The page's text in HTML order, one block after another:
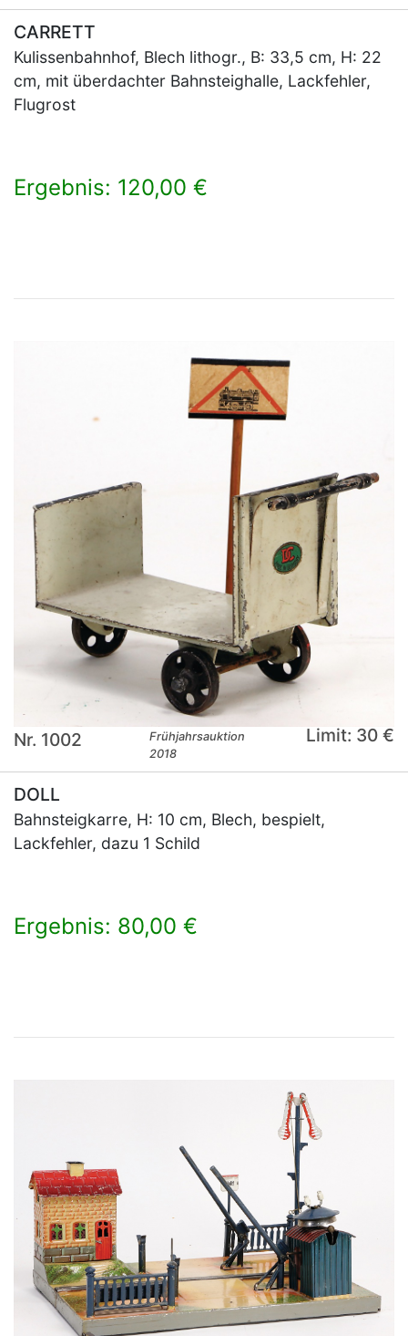
CARRETT
Kulissenbahnhof, Blech lithogr., B: 33,5 cm, H: 22
cm, mit überdachter Bahnsteighalle, Lackfehler,
Flugrost
Ergebnis: 120,00 €
Nr. 1002
Frühjahrsauktion
2018
Limit: 30 €
DOLL
Bahnsteigkarre, H: 10 cm, Blech, bespielt,
Lackfehler, dazu 1 Schild
Ergebnis: 80,00 €